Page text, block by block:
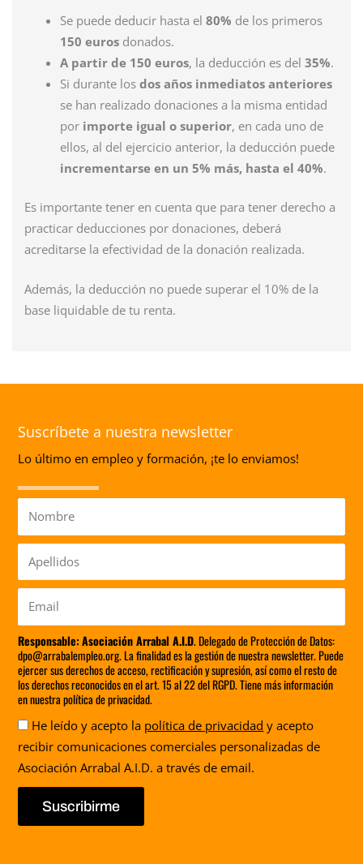
Se puede deducir hasta el 80% de los primeros
150 eurosdonados.
A partir de 150 euros, la deducción es del 35%.
Si durante los dos años inmediatos anteriores
se han realizado donaciones a la misma entidad
por importe igual o superior, en cada uno de
ellos, al del ejercicio anterior, la deducción puede
incrementarse en un 5% más, hasta el 40%.
Es importante tener en cuenta que para tener derecho a
practicar deducciones por donaciones, deberá
acreditarse la efectividad de la donación realizada.
Además, la deducción no puede superar el 10% de la
base liquidable de tu renta.
Suscríbete a nuestra newsletter
Lo último en empleo y formación, ¡te lo enviamos!
Nombre
Apellidos
Email
Responsable: Asociación Arrabal A.I.D. Delegado de Protección de Datos:
dpo@arrabalempleo.org. La finalidad es la gestión de nuestra newsletter. Puede
ejercer sus derechos de acceso, rectificación y supresión, así como el resto de
los derechos reconocidos en el art. 15 al 22 del RGPD. Tiene más información
en nuestra política de privacidad.
Aceptación
He leído y acepto la política de privacidad y acepto
recibir comunicaciones comerciales personalizadas de
Asociación Arrabal A.I.D. a través de email.
Suscribirme